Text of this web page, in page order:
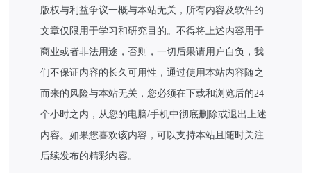
版权与利益争议一概与本站无关，所有内容及软件的
文章仅限用于学习和研究目的。不得将上述内容用于
商业或者非法用途，否则，一切后果请用户自负，我
们不保证内容的长久可用性，通过使用本站内容随之
而来的风险与本站无关，您必须在下载和浏览后的24
个小时之内，从您的电脑/手机中彻底删除或退出上述
内容。如果您喜欢该内容，可以支持本站且随时关注
后续发布的精彩内容。